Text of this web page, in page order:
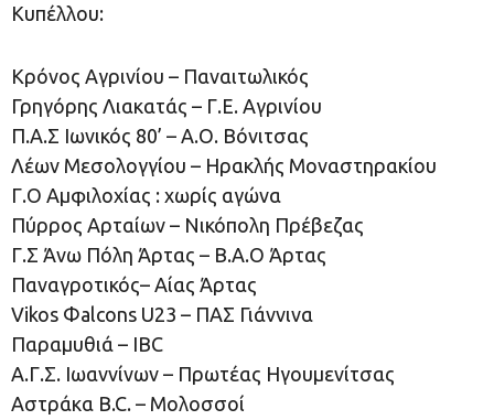
Κυπέλλου:
Κρόνος Αγρινίου – Παναιτωλικός
Γρηγόρης Λιακατάς – Γ.Ε. Αγρινίου
Π.Α.Σ Ιωνικός 80’ – Α.Ο. Βόνιτσας
Λέων Μεσολογγίου – Ηρακλής Μοναστηρακίου
Γ.Ο Αμφιλοχίας : χωρίς αγώνα
Πύρρος Αρταίων – Νικόπολη Πρέβεζας
Γ.Σ Άνω Πόλη Άρτας – Β.Α.Ο Άρτας
Παναγροτικός– Αίας Άρτας
Vikos Φalcons U23 – ΠΑΣ Γιάννινα
Παραμυθιά – IBC
Α.Γ.Σ. Ιωαννίνων – Πρωτέας Ηγουμενίτσας
Αστράκα B.C. – Μολοσσοί